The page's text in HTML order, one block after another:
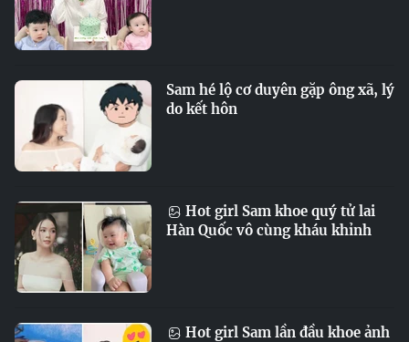
Sam hé lộ cơ duyên gặp ông xã, lý
do kết hôn
Hot girl Sam khoe quý tử lai
Hàn Quốc vô cùng kháu khỉnh
Hot girl Sam lần đầu khoe ảnh